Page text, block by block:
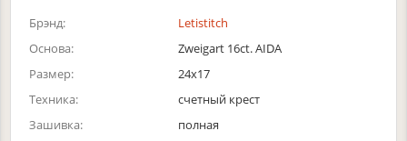
Брэнд:
Letistitch
Основа:
Zweigart 16ct. AIDA
Размер:
24х17
Техника:
счетный крест
Зашивка:
полная